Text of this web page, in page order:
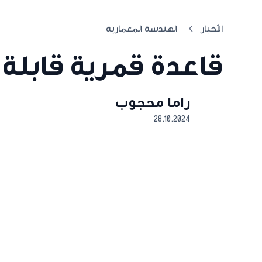
الأخبار الهندسة المعمارية
قاعدة قمرية
راما محجوب
28.10.2024